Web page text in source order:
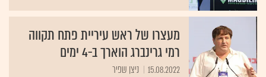
מעצרו של ראש עיריית פתח תקווה
רמי גרינברג הוארך ב-4 ימים
15.08.2022 ניצן שפיר